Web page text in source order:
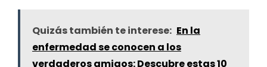
Quizás también te interese: En la
enfermedad se conocen a los
verdaderos amigos: Descubre estas 10